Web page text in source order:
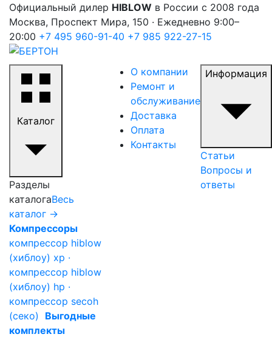
Официальный дилер HIBLOW в России с 2008 года
Москва, Проспект Мира, 150 · Ежедневно 9:00–
20:00 +7 495 960-91-40 +7 985 922-27-15
Каталог
Разделы
каталогаВесь
каталог →
Компрессоры
компрессор hiblow
(хиблоу) xp ·
компрессор hiblow
(хиблоу) hp ·
компрессор secoh
(секо)
Выгодные
комплекты
О компании
Ремонт и
обслуживание
Доставка
Оплата
Контакты
Информация
Статьи
Вопросы и
ответы